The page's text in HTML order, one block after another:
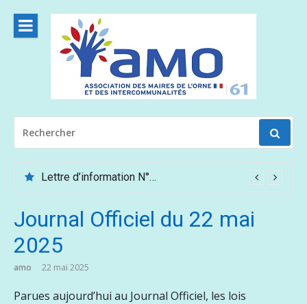
contenu
POUR
:
Lettre d’information N°62 – Mai /Juin 2026
Journal Officiel du 22 mai
2025
amo 22 mai 2025
Parues aujourd’hui au Journal Officiel, les lois